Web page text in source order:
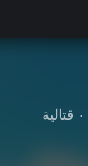
• قتالية